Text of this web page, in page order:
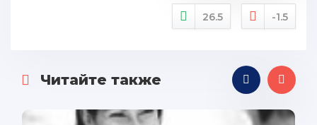
26.5 -1.5
Читайте также